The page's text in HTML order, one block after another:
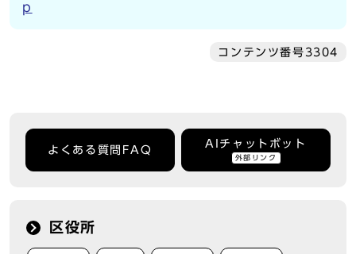
p
コンテンツ番号3304
よくある質問FAQ
AIチャットボット
外部リンク
区役所